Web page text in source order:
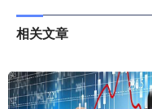
相关文章